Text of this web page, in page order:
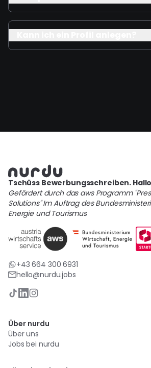
Tschüss Bewerbungsschreiben.
Gefördert durch das aws Programm
Solutions" Im Auftrag des
Energie und Tourismus
+43 664 300 6931
hello@nurdu.jobs
Über nurdu
Über uns
Jobs bei nurdu